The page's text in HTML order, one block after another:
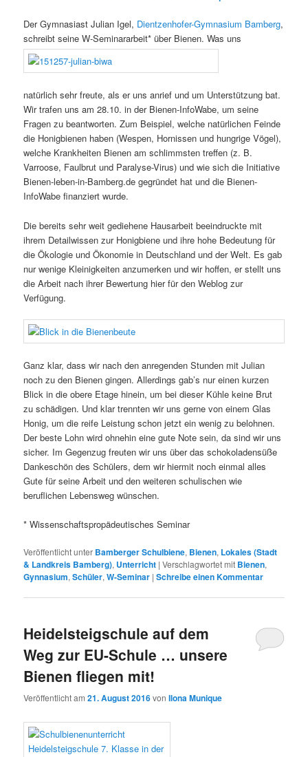
Der Gymnasiast Julian Igel, Dientzenhofer-Gymnasium Bamberg,
schreibt seine W-Seminararbeit* über Bienen. Was uns
natürlich sehr freute, als er uns anrief und um Unterstützung bat.
Wir trafen uns am 28.10. in der Bienen-InfoWabe, um seine
Fragen zu beantworten. Zum Beispiel, welche natürlichen Feinde
die Honigbienen haben (Wespen, Hornissen und hungrige Vögel),
welche Krankheiten Bienen am schlimmsten treffen (z. B.
Varroose, Faulbrut und Paralyse-Virus) und wie sich die Initiative
Bienen-leben-in-Bamberg.de gegründet hat und die Bienen-
InfoWabe finanziert wurde.
Die bereits sehr weit gediehene Hausarbeit beeindruckte mit
ihrem Detailwissen zur Honigbiene und ihre hohe Bedeutung für
die Ökologie und Ökonomie in Deutschland und der Welt. Es gab
nur wenige Kleinigkeiten anzumerken und wir hoffen, er stellt uns
die Arbeit nach ihrer Bewertung hier für den Weblog zur
Verfügung.
Ganz klar, dass wir nach den anregenden Stunden mit Julian
noch zu den Bienen gingen. Allerdings gab’s nur einen kurzen
Blick in die obere Etage hinein, um bei dieser Kühle keine Brut
zu schädigen. Und klar trennten wir uns gerne von einem Glas
Honig, um die reife Leistung schon jetzt ein wenig zu belohnen.
Der beste Lohn wird ohnehin eine gute Note sein, da sind wir uns
sicher. Im Gegenzug freuten wir uns über das schokoladensüße
Dankeschön des Schülers, dem wir hiermit noch einmal alles
Gute für seine Arbeit und den weiteren schulischen wie
beruflichen Lebensweg wünschen.
* Wissenschaftspropädeutisches Seminar
Veröffentlicht unter Bamberger Schulbiene, Bienen, Lokales (Stadt
& Landkreis Bamberg), Unterricht |Verschlagwortet mit Bienen,
Gynnasium,Schüler,W-Seminar |Schreibe einen Kommentar
Heidelsteigschule auf dem
Weg zur EU-Schule … unsere
Bienen fliegen mit!
Veröffentlicht am21. August 2016vonIlona Munique